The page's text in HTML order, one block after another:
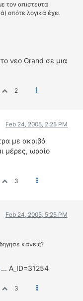
τον απιστευτα
οπότε λογικά έχει
νεο Grand σε μια
2
Feb 24, 2005, 2:25 PM
με ακριβά
μέρες, ωραίο
3
Feb 24, 2005, 5:25 PM
κανεις?
... A_ID=31254
3